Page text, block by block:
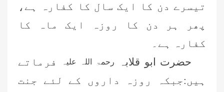
تیسرے دن کا ایک سال کا کفارہ ہے،
پھر ہر دن کا روزہ ایک ماہ کا
کفارہ ہے۔
حضرت ابو قلابہ
رحمۃ اللہ علیہ
فرماتے
ہیں:جبکہ روزہ داروں کے لئے جنت